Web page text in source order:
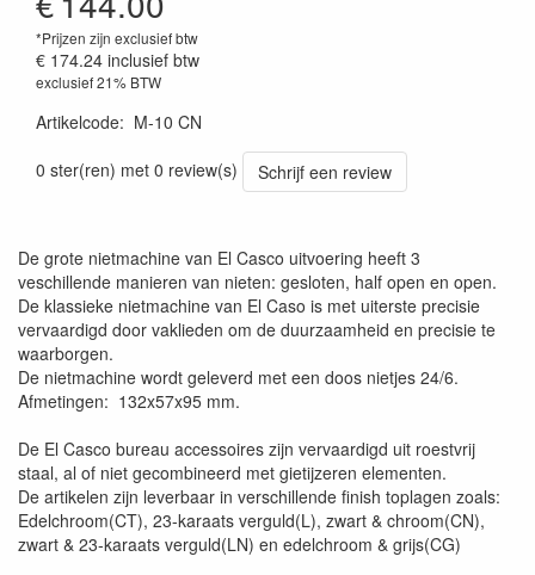
*Prijzen zijn exclusief btw
€ 174.24 inclusief btw
exclusief 21% BTW
Artikelcode: M-10 CN
0 ster(ren) met 0 review(s)
Schrijf een review
De grote nietmachine van El Casco uitvoering heeft 3
veschillende manieren van nieten: gesloten, half open en open.
De klassieke nietmachine van El Caso is met uiterste precisie
vervaardigd door vaklieden om de duurzaamheid en precisie te
waarborgen.
De nietmachine wordt geleverd met een doos nietjes 24/6.
Afmetingen: 132x57x95 mm.
De El Casco bureau accessoires zijn vervaardigd uit roestvrij
staal, al of niet gecombineerd met gietijzeren elementen.
De artikelen zijn leverbaar in verschillende finish toplagen zoals:
Edelchroom(CT), 23-karaats verguld(L), zwart & chroom(CN),
zwart & 23-karaats verguld(LN) en edelchroom & grijs(CG)